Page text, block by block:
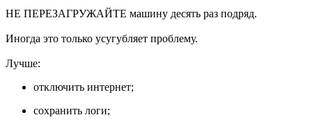
НЕ ПЕРЕЗАГРУЖАЙТЕ машину десять раз подряд.
Иногда это только усугубляет проблему.
Лучше:
отключить интернет;
сохранить логи;